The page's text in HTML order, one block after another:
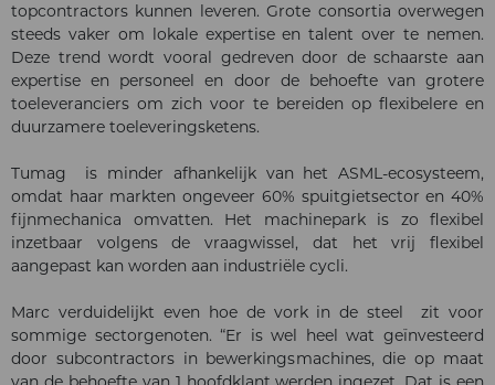
topcontractors kunnen leveren. Grote consortia overwegen
steeds vaker om lokale expertise en talent over te nemen.
Deze trend wordt vooral gedreven door de schaarste aan
expertise en personeel en door de behoefte van grotere
toeleveranciers om zich voor te bereiden op flexibelere en
duurzamere toeleveringsketens.
Tumag is minder afhankelijk van het ASML-ecosysteem,
omdat haar markten ongeveer 60% spuitgietsector en 40%
fijnmechanica omvatten. Het machinepark is zo flexibel
inzetbaar volgens de vraagwissel, dat het vrij flexibel
aangepast kan worden aan industriële cycli.
Marc verduidelijkt even hoe de vork in de steel zit voor
sommige sectorgenoten. “Er is wel heel wat geïnvesteerd
door subcontractors in bewerkingsmachines, die op maat